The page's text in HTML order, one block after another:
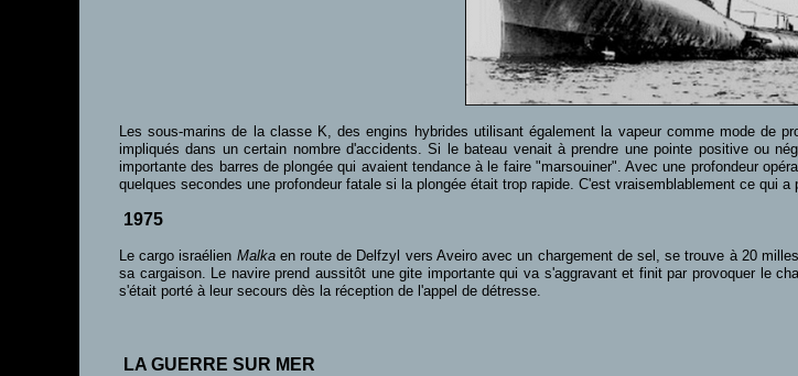
Les sous-marins de la classe K, des engins hybrides utilisant également la vapeur comme mode de
impliqués dans un certain nombre d'accidents. Si le bateau venait à prendre une pointe positive ou
importante des barres de plongée qui avaient tendance à le faire "marsouiner". Avec une profondeur
quelques secondes une profondeur fatale si la plongée était trop rapide. C'est vraisemblablement ce qui a
1975
Le cargo israélien Malkaen route de Delfzyl vers Aveiro avec un chargement de sel, se trouve à 20
sa cargaison. Le navire prend aussitôt une gite importante qui va s'aggravant et finit par provoquer le
s'était porté à leur secours dès la réception de l'appel de détresse.
LA GUERRE SUR MER